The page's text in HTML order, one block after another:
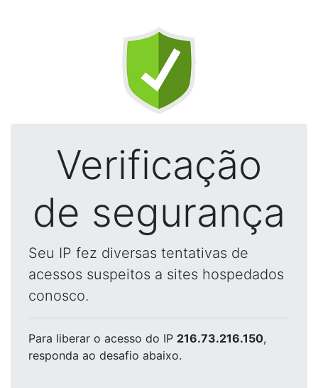
Verificação
de segurança
Seu IP fez diversas tentativas de
acessos suspeitos a sites hospedados
conosco.
Para liberar o acesso do IP 216.73.216.150,
responda ao desafio abaixo.